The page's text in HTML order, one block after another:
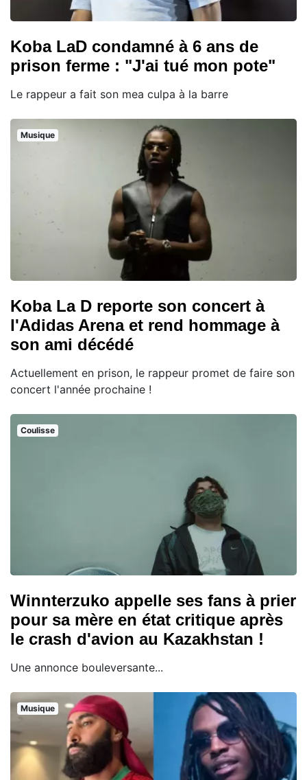
Koba LaD condamné à 6 ans de
prison ferme : "J'ai tué mon pote"
Le rappeur a fait son mea culpa à la barre
Musique
Koba La D reporte son concert à
l'Adidas Arena et rend hommage à
son ami décédé
Actuellement en prison, le rappeur promet de faire son
concert l'année prochaine !
Coulisse
Winnterzuko appelle ses fans à prier
pour sa mère en état critique après
le crash d'avion au Kazakhstan !
Une annonce bouleversante...
Musique